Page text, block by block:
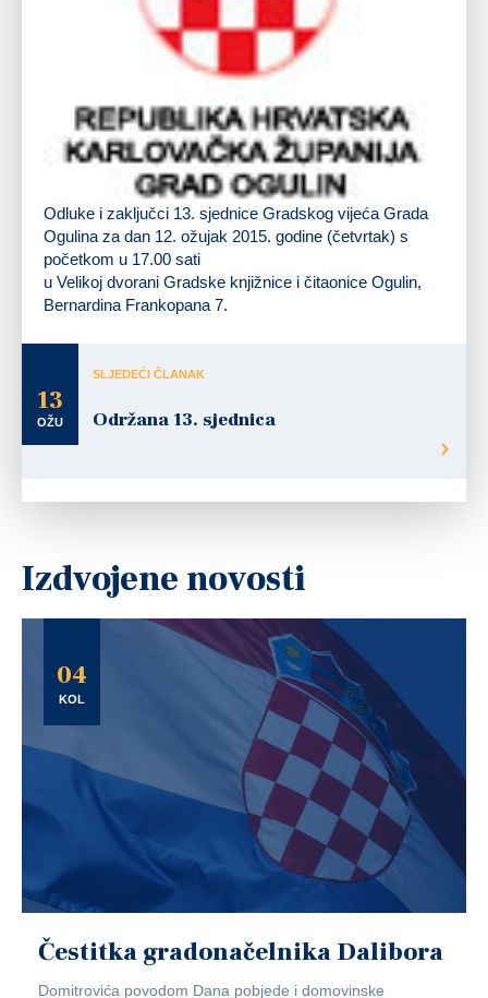
Odluke i zaključci 13. sjednice Gradskog vijeća Grada
Ogulina za dan 12. ožujak 2015. godine (četvrtak) s
početkom u 17.00 sati
u Velikoj dvorani Gradske knjižnice i čitaonice Ogulin,
Bernardina Frankopana 7.
13
OŽU
SLJEDEĆI ČLANAK
Održana 13. sjednica
Izdvojene novosti
04
KOL
Čestitka gradonačelnika Dalibora
Domitrovića povodom Dana pobjede i domovinske